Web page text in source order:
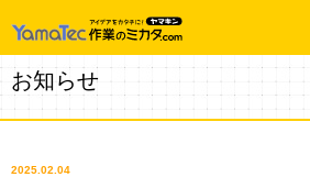
お知らせ
2025.02.04